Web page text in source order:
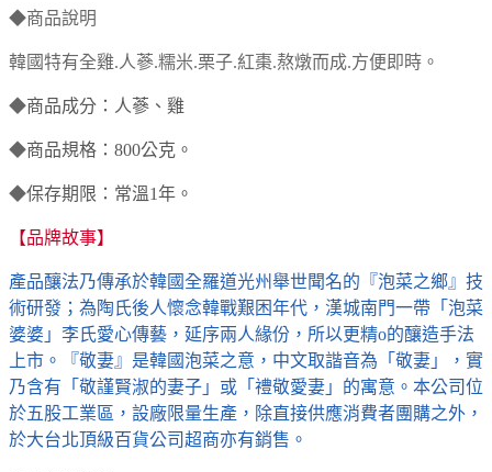
◆商品說明
韓國特有全雞.人蔘.糯米.栗子.紅棗.熬燉而成.方便即時。
◆商品成分：人蔘、雞
◆商品規格：800公克。
◆保存期限：常溫1年。
【品牌故事】
產品釀法乃傳承於韓國全羅道光州舉世聞名的『泡菜之鄉』技
術研發；為陶氏後人懷念韓戰艱困年代，漢城南門一帶「泡菜
婆婆」李氏愛心傳藝，延序兩人緣份，所以更精o的釀造手法
上市。『敬妻』是韓國泡菜之意，中文取諧音為「敬妻」，實
乃含有「敬謹賢淑的妻子」或「禮敬愛妻」的寓意。本公司位
於五股工業區，設廠限量生產，除直接供應消費者團購之外，
於大台北頂級百貨公司超商亦有銷售。